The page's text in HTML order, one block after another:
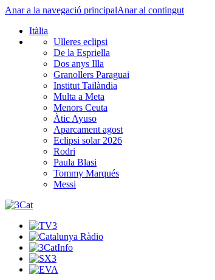
Anar a la navegació principalAnar al contingut
Itàlia
Ulleres eclipsi
De la Espriella
Dos anys Illa
Granollers Paraguai
Institut Tailàndia
Multa a Meta
Menors Ceuta
Àtic Ayuso
Aparcament agost
Eclipsi solar 2026
Rodri
Paula Blasi
Tommy Marqués
Messi